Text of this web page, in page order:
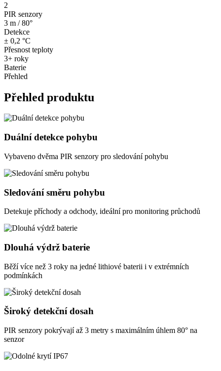
2
PIR senzory
3 m / 80°
Detekce
± 0,2 °C
Přesnost teploty
3+ roky
Baterie
Přehled
Přehled produktu
Duální detekce pohybu
Vybaveno dvěma PIR senzory pro sledování pohybu
Sledování směru pohybu
Detekuje příchody a odchody, ideální pro monitoring průchodů
Dlouhá výdrž baterie
Běží více než 3 roky na jedné lithiové baterii i v extrémních
podmínkách
Široký detekční dosah
PIR senzory pokrývají až 3 metry s maximálním úhlem 80° na
senzor